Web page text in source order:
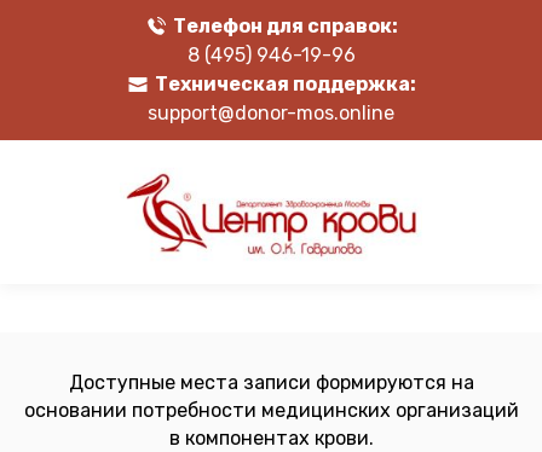
Телефон для справок:
8 (495) 946-19-96
Техническая поддержка:
support@donor-mos.online
Доступные места записи формируются на
основании потребности медицинских организаций
в компонентах крови.